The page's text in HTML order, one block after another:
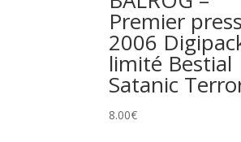
Premier
2006
limité Bestial
Satanic
8.00€